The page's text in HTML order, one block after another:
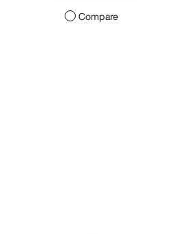
Compare